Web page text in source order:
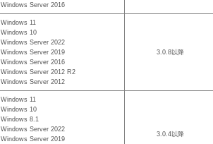
Windows Server 2016
Windows 11
Windows 10
Windows Server 2022
Windows Server 2019
Windows Server 2016
Windows Server 2012 R2
Windows Server 2012
3.0.8以降
Windows 11
Windows 10
Windows 8.1
Windows Server 2022
Windows Server 2019
3.0.4以降